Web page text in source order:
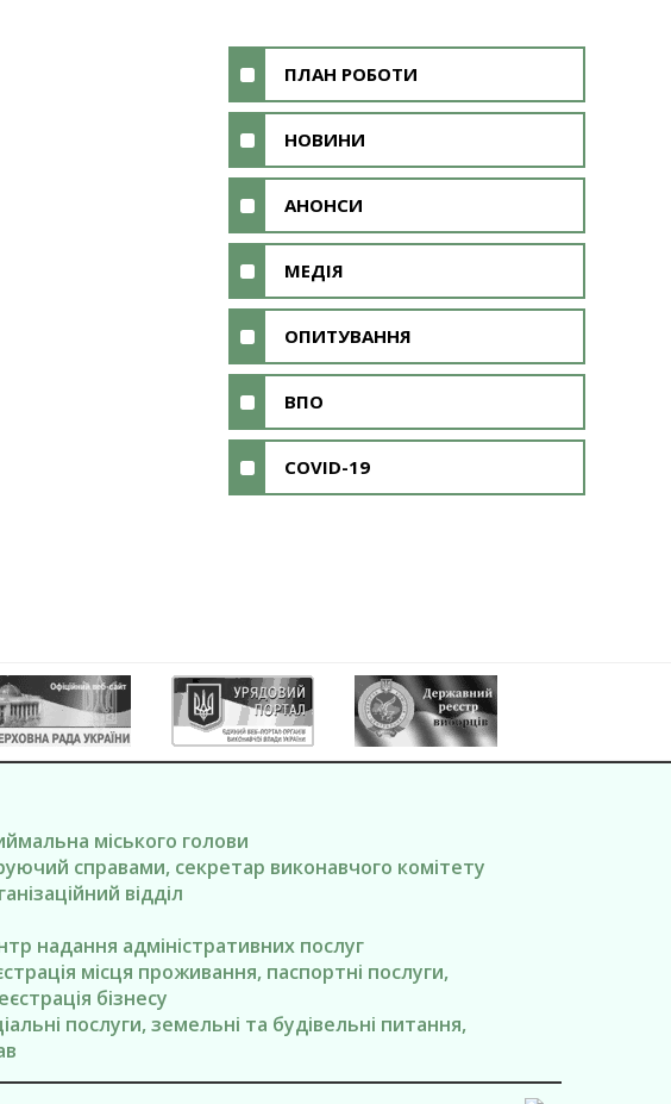
ПЛАН РОБОТИ
НОВИНИ
АНОНСИ
МЕДІЯ
ОПИТУВАННЯ
ВПО
COVID-19
міського голови
справами, секретар виконавчого комітету
відділ
надання адміністративних послуг
місця проживання, паспортні послуги,
бізнесу
послуги, земельні та будівельні питання,